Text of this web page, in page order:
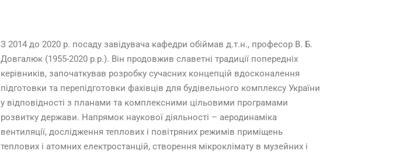
З 2014 до 2020 р. посаду завідувача кафедри обіймав д.т.н., професор В. Б.
Довгалюк (1955-2020 р.р.). Він продовжив славетні традиції попередніх
керівників, започаткував розробку сучасних концепцій вдосконалення
підготовки та перепідготовки фахівців для будівельного комплексу України
у відповідності з планами та комплексними цільовими програмами
розвитку держави. Напрямок наукової діяльності – аеродинаміка
вентиляції, дослідження теплових і повітряних режимів приміщень
теплових і атомних електростанцій, створення мікроклімату в музейних і